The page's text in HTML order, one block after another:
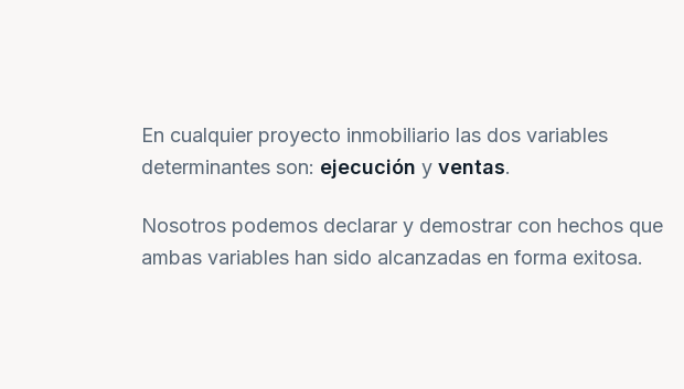
En cualquier proyecto inmobiliario las dos variables
determinantes son: ejecución y ventas.
Nosotros podemos declarar y demostrar con hechos que
ambas variables han sido alcanzadas en forma exitosa.